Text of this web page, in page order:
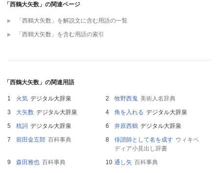
「西鶴大矢数」の関連ページ
「西鶴大矢数」を解説文に含む用語の一覧
「西鶴大矢数」を含む用語の索引
「西鶴大矢数」の関連用語
火気 デジタル大辞泉 牧野西鬼 美術人名辞典
大矢数 デジタル大辞泉 角を入れる デジタル大辞泉
枕詞 デジタル大辞泉 井原西鶴 デジタル大辞泉
前田金五郎 百科事典 俳諧師として名を成す ウィキペ
ディア小見出し辞書
森田雅也 百科事典 通し矢 百科事典